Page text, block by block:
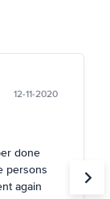
12-11-2020
done
persons
again